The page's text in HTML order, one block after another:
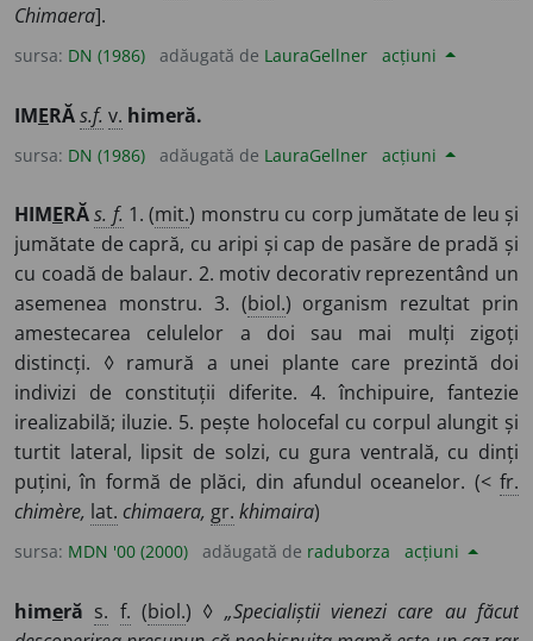
Chimaera].
sursa: DN (1986) adăugată de LauraGellner acțiuni
IMERĂs.f. v. himeră.
sursa: DN (1986) adăugată de LauraGellner acțiuni
HIMERĂs. f. 1. (mit.) monstru cu corp jumătate de leu și
jumătate de capră, cu aripi și cap de pasăre de pradă și
cu coadă de balaur. 2. motiv decorativ reprezentând un
asemenea monstru. 3. (biol.) organism rezultat prin
amestecarea celulelor a doi sau mai mulți zigoți
distincți. ◊ ramură a unei plante care prezintă doi
indivizi de constituții diferite. 4. închipuire, fantezie
irealizabilă; iluzie. 5. pește holocefal cu corpul alungit și
turtit lateral, lipsit de solzi, cu gura ventrală, cu dinți
puțini, în formă de plăci, din afundul oceanelor. (< fr.
chimère, lat. chimaera, gr. khimaira)
sursa: MDN '00 (2000) adăugată de raduborza acțiuni
himeră s. f. (biol.) ◊ „Specialiștii vienezi care au făcut